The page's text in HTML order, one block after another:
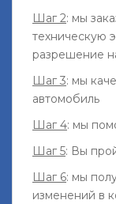
Шаг 2: мы
техническую
разрешение
Шаг 3: мы
автомобиль
Шаг 4: мы
Шаг 5: Вы
Шаг 6: мы
изменений в